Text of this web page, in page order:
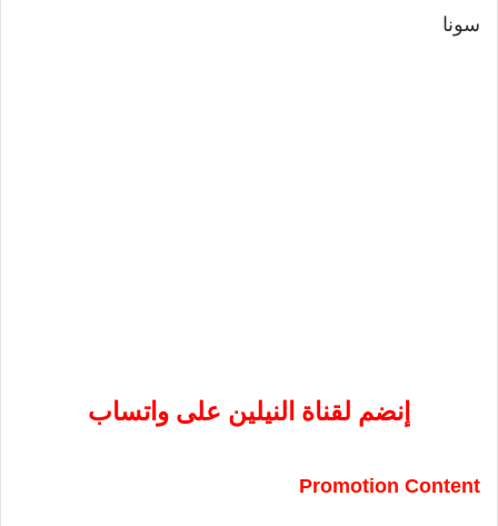
سونا
إنضم لقناة النيلين على واتساب
Promotion Content